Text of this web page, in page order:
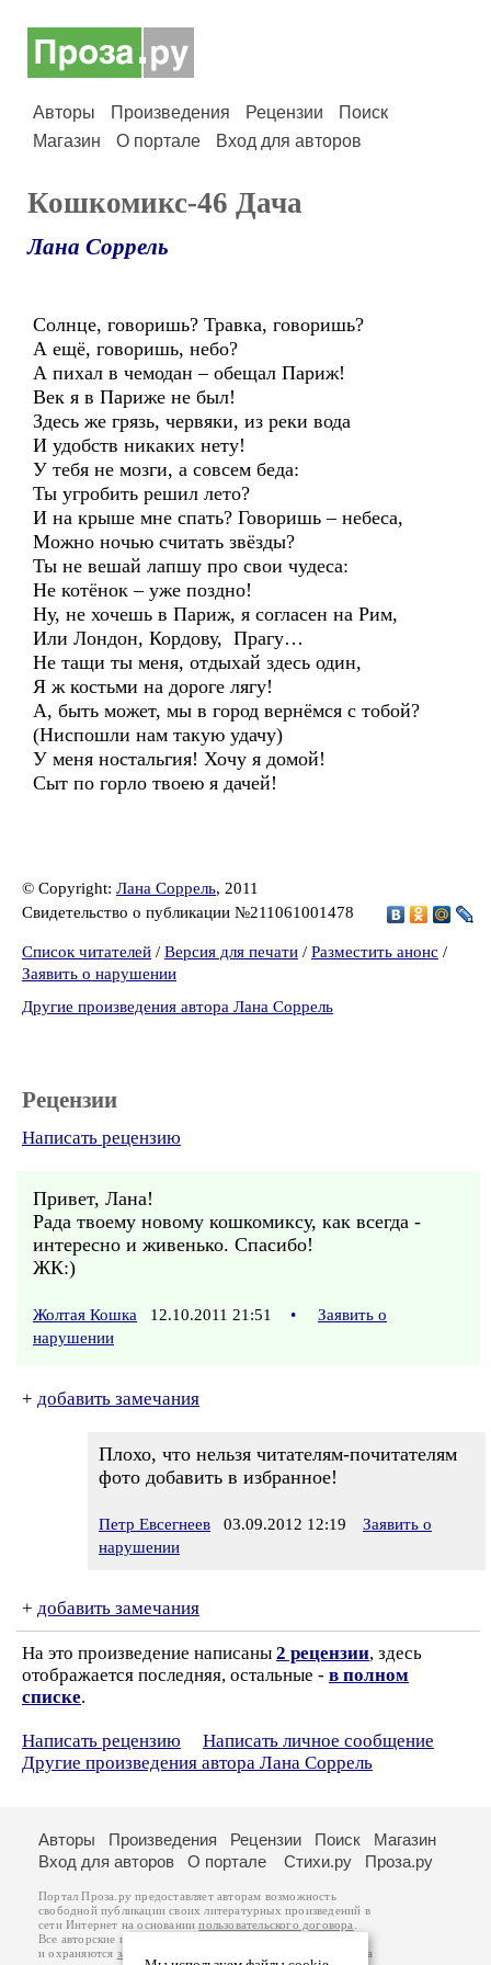
Авторы Произведения Рецензии
Поиск
Магазин
О портале Вход для авторов
Кошкомикс-46 Дача
Лана Соррель
Солнце, говоришь? Травка, говоришь?
А ещё, говоришь, небо?
А пихал в чемодан – обещал Париж!
Век я в Париже не был!
Здесь же грязь, червяки, из реки вода
И удобств никаких нету!
У тебя не мозги, а совсем беда:
Ты угробить решил лето?
И на крыше мне спать? Говоришь – небеса,
Можно ночью считать звёзды?
Ты не вешай лапшу про свои чудеса:
Не котёнок – уже поздно!
Ну, не хочешь в Париж, я согласен на Рим,
Или Лондон, Кордову, Прагу…
Не тащи ты меня, отдыхай здесь один,
Я ж костьми на дороге лягу!
А, быть может, мы в город вернёмся с тобой?
(Ниспошли нам такую удачу)
У меня ностальгия! Хочу я домой!
Сыт по горло твоею я дачей!
© Copyright: Лана Соррель, 2011
Свидетельство о публикации №211061001478
Список читателей / Версия для печати / Разместить анонс /
Заявить о нарушении
Другие произведения автора Лана Соррель
Рецензии
Написать рецензию
Привет, Лана!
Рада твоему новому кошкомиксу, как всегда -
интересно и живенько. Спасибо!
ЖК:)
Жолтая Кошка 12.10.2011 21:51 •
Заявить о
нарушении
+ добавить замечания
Плохо, что нельзя читателям-почитателям
фото добавить в избранное!
Петр Евсегнеев 03.09.2012 12:19
Заявить о
нарушении
+ добавить замечания
На это произведение написаны 2 рецензии, здесь
отображается последняя, остальные - в полном
списке.
Написать рецензию
Написать личное сообщение
Другие произведения автора Лана Соррель
Авторы Произведения Рецензии Поиск
Магазин
Вход для авторов
О портале Стихи.ру Проза.ру
Портал Проза.ру предоставляет авторам возможность
свободной публикации своих литературных произведений в
сети Интернет на основаниипользовательского договора
Все авторские права на произведения принадлежат авторам
и охраняются законом
. Перепечатка произведений возможна